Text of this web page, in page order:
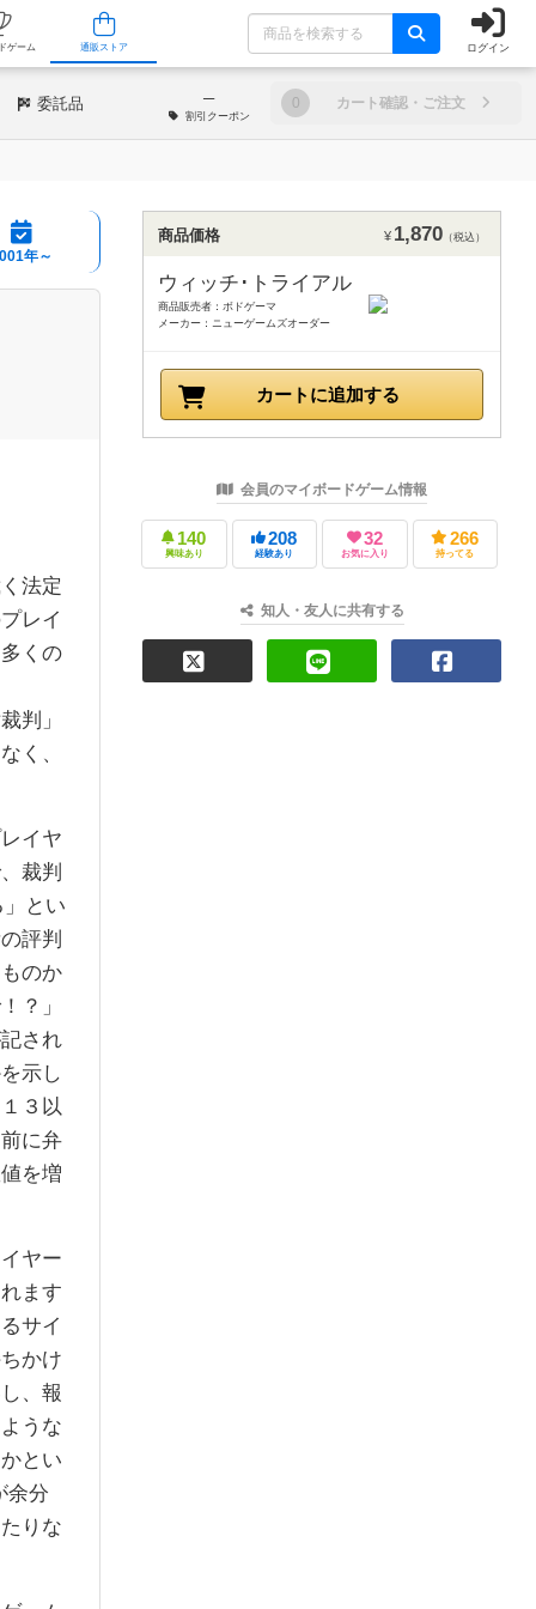
舗 人気ボードゲーム 通販ストア ログイン
委託品 ─
割引 クーポン
0 カート確認・ご注文
年～
法定
レイ
くの
判」
く、
イヤ
裁判
とい
評判
のか
？」
され
示し
３以
に弁
を増
ヤー
ます
サイ
かけ
、報
うな
とい
余分
りな
商品価格 ¥ 1,870 （税込）
ウィッチ･トライアル
商品販売者：ボドゲーマ
メーカー：ニューゲームズオーダー
カートに追加する
会員のマイボードゲーム情報
140
興味あり
208
経験あり
32
お気に入り
266
持ってる
知人・友人に共有する